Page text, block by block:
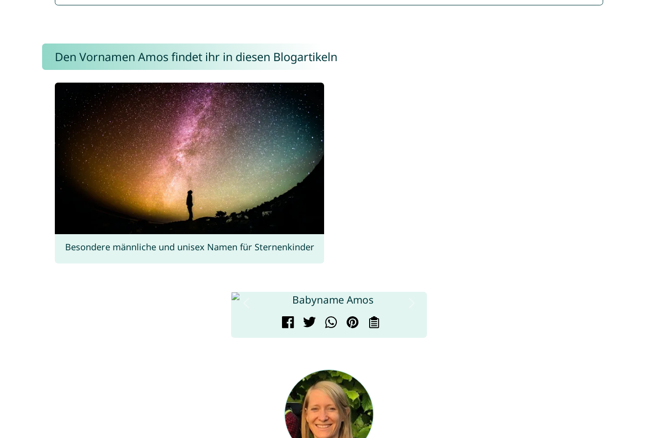
Den Vornamen Amos findet ihr in diesen Blogartikeln
Besondere männliche und unisex Namen für Sternenkinder